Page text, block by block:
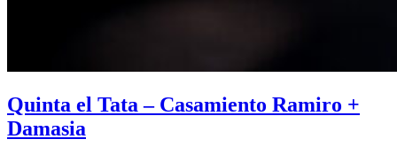
Quinta el Tata – Casamiento Ramiro +
Damasia